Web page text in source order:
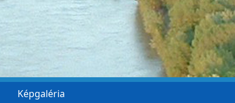
Képgaléria